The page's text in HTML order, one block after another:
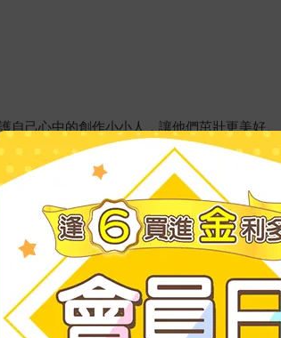
自己心中的創作小小人，讓他們茁壯更美好。